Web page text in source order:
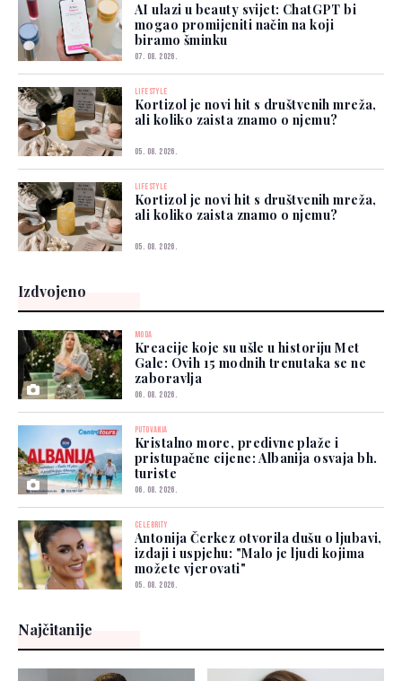
AI ulazi u beauty svijet: ChatGPT bi
mogao promijeniti način na koji
biramo šminku
07. 08. 2026.
LIFESTYLE
Kortizol je novi hit s društvenih mreža,
ali koliko zaista znamo o njemu?
05. 08. 2026.
LIFESTYLE
Kortizol je novi hit s društvenih mreža,
ali koliko zaista znamo o njemu?
05. 08. 2026.
Izdvojeno
MODA
Kreacije koje su ušle u historiju Met
Gale: Ovih 15 modnih trenutaka se ne
zaboravlja
06. 08. 2026.
PUTOVANJA
Kristalno more, predivne plaže i
pristupačne cijene: Albanija osvaja bh.
turiste
06. 08. 2026.
CELEBRITY
Antonija Čerkez otvorila dušu o ljubavi,
izdaji i uspjehu: "Malo je ljudi kojima
možete vjerovati"
05. 08. 2026.
Najčitanije